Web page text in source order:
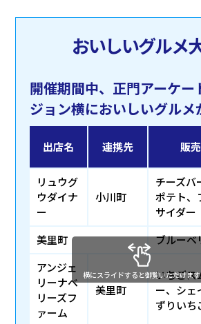
おいしいグルメ
開催期間中、正門アーケー
ジョン横においしいグルメ
出店名 連携先 販
リュウグ
ウダイナ
ー
小川町
チーズバ
ポテト、
サイダー
美里町
ブルーベ
アンジェ
リーナベ
リーズフ
ァーム
美里町
いちごス
ー、シェ
ずりいち
横にスライドすると御覧いただけます